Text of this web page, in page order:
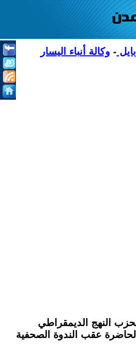
- وكالة أنباء اليسار
النهج الديمقراطي
عقب الندوة الصحفية